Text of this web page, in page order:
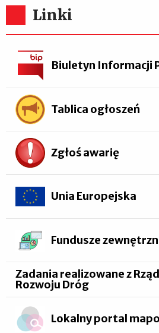
Linki
Biuletyn Informacji
Tablica ogłoszeń
Zgłoś awarię
Unia Europejska
Fundusze
Zadania realizowane z
Rozwoju Dróg
Lokalny portal